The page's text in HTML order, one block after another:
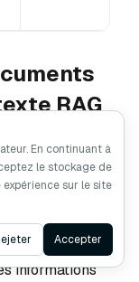
RAG
pertinents,
dans un
en aval. Cette
informations
Ask AI
En continuant à
le stockage de
sur le site
Accepter